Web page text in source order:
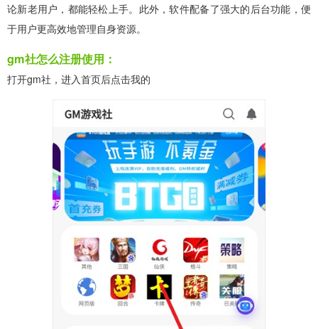
论新老用户，都能轻松上手。此外，软件配备了强大的后台功能，便
于用户更高效地管理自身资源。
gm社怎么注册使用：
打开gm社，进入首页后点击我的